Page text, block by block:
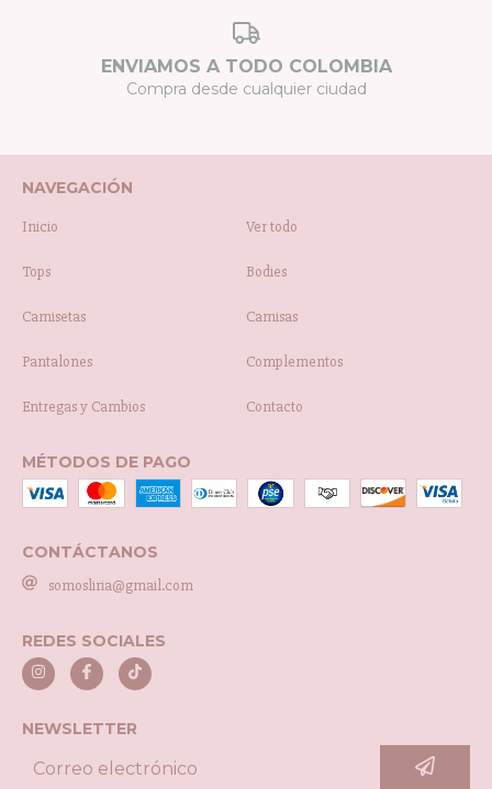
ENVIAMOS A TODO COLOMBIA
Compra desde cualquier ciudad
NAVEGACIÓN
Inicio Ver todo
Tops Bodies
Camisetas Camisas
Pantalones Complementos
Entregas y Cambios Contacto
MÉTODOS DE PAGO
CONTÁCTANOS
somosliria@gmail.com
REDES SOCIALES
NEWSLETTER